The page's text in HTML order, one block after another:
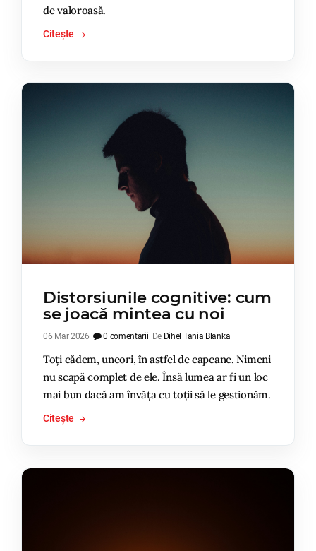
de valoroasă.
Citește
Distorsiunile cognitive: cum
se joacă mintea cu noi
06 Mar 2026 0 comentarii De Dihel Tania Blanka
Toți cădem, uneori, în astfel de capcane. Nimeni
nu scapă complet de ele. Însă lumea ar fi un loc
mai bun dacă am învăța cu toții să le gestionăm.
Citește